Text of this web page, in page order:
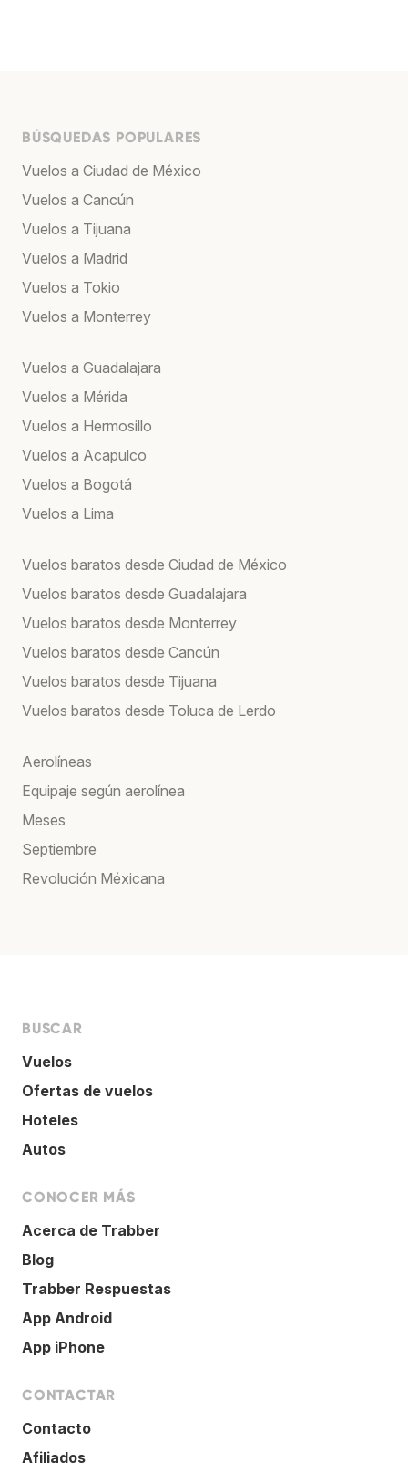
BÚSQUEDAS POPULARES
Vuelos a Ciudad de México
Vuelos a Cancún
Vuelos a Tijuana
Vuelos a Madrid
Vuelos a Tokio
Vuelos a Monterrey
Vuelos a Guadalajara
Vuelos a Mérida
Vuelos a Hermosillo
Vuelos a Acapulco
Vuelos a Bogotá
Vuelos a Lima
Vuelos baratos desde Ciudad de México
Vuelos baratos desde Guadalajara
Vuelos baratos desde Monterrey
Vuelos baratos desde Cancún
Vuelos baratos desde Tijuana
Vuelos baratos desde Toluca de Lerdo
Aerolíneas
Equipaje según aerolínea
Meses
Septiembre
Revolución Méxicana
BUSCAR
Vuelos
Ofertas de vuelos
Hoteles
Autos
CONOCER MÁS
Acerca de Trabber
Blog
Trabber Respuestas
App Android
App iPhone
CONTACTAR
Contacto
Afiliados